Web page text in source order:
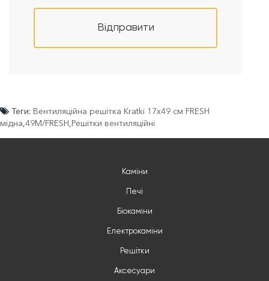
Відправити
Теги: Вентиляційна решітка Kratki 17x49 см FRESH
мідна,49M/FRESH,Решітки вентиляційні
Каміни
Печі
Біокаміни
Електрокаміни
Решітки
Аксесуари